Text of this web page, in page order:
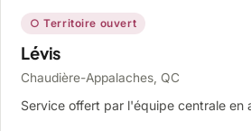
○ Territoire ouvert
Lévis
Chaudière-Appalaches, QC
Service offert par l'équipe centrale en